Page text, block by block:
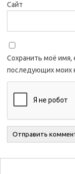
Сайт
Сохранить моё имя,
последующих моих